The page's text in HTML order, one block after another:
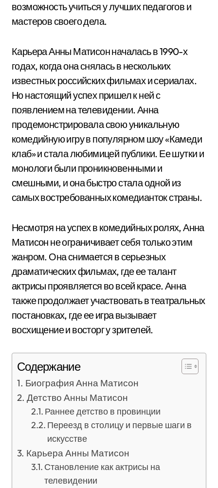
возможность учиться у лучших педагогов и
мастеров своего дела.
Карьера Анны Матисон началась в 1990-х
годах, когда она снялась в нескольких
известных российских фильмах и сериалах.
Но настоящий успех пришел к ней с
появлением на телевидении. Анна
продемонстрировала свою уникальную
комедийную игру в популярном шоу «Камеди
клаб» и стала любимицей публики. Ее шутки и
монологи были проникновенными и
смешными, и она быстро стала одной из
самых востребованных комедианток страны.
Несмотря на успех в комедийных ролях, Анна
Матисон не ограничивает себя только этим
жанром. Она снимается в серьезных
драматических фильмах, где ее талант
актрисы проявляется во всей красе. Анна
также продолжает участвовать в театральных
постановках, где ее игра вызывает
восхищение и восторг у зрителей.
Содержание
Биография Анна Матисон
Детство Анны Матисон
Раннее детство в провинции
Переезд в столицу и первые шаги в
искусстве
Карьера Анны Матисон
Становление как актрисы на
телевидении